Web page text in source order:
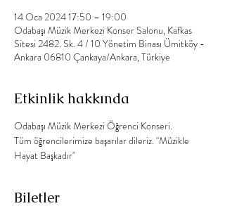
14 Oca 2024 17:50 – 19:00
Odabaşı Müzik Merkezi Konser Salonu, Kafkas
Sitesi 2482. Sk. 4 / 10 Yönetim Binası Ümitköy -
Ankara 06810 Çankaya/Ankara, Türkiye
Etkinlik hakkında
Odabaşı Müzik Merkezi Öğrenci Konseri.
Tüm öğrencilerimize başarılar dileriz. "Müzikle
Hayat Başkadır"
Biletler